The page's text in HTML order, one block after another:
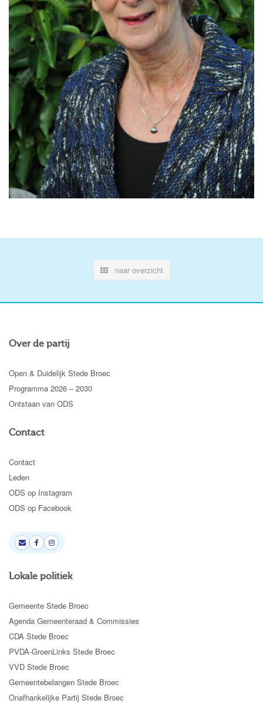
naar overzicht
Over de partij
Open & Duidelijk Stede Broec
Programma 2026 – 2030
Ontstaan van ODS
Contact
Contact
Leden
ODS op Instagram
ODS op Facebook
Lokale politiek
Gemeente Stede Broec
Agenda Gemeenteraad & Commissies
CDA Stede Broec
PVDA-GroenLinks Stede Broec
VVD Stede Broec
Gemeentebelangen Stede Broec
Onafhankelijke Partij Stede Broec